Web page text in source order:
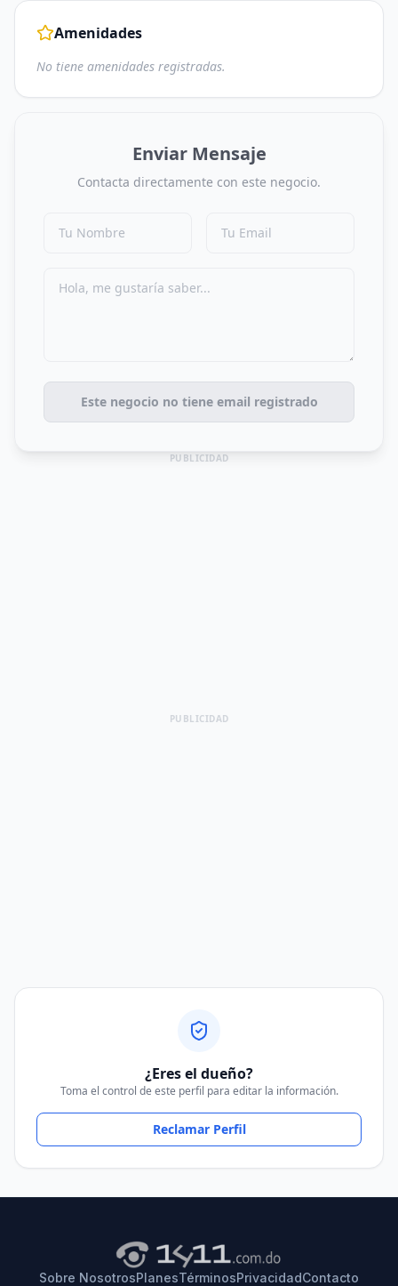
Amenidades
No tiene amenidades registradas.
Enviar Mensaje
Contacta directamente con este negocio.
Este negocio no tiene email registrado
PUBLICIDAD
PUBLICIDAD
¿Eres el dueño?
Toma el control de este perfil para editar la información.
Reclamar Perfil
Sobre NosotrosPlanesTérminosPrivacidadContacto